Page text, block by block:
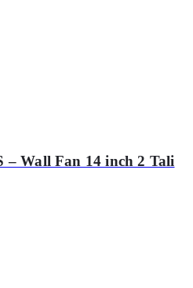
– Wall Fan 14 inch 2 Tali